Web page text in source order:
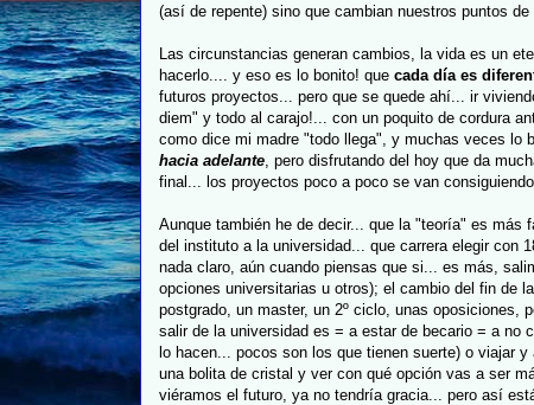
(así de repente) sino que cambian nuestros puntos
Las circunstancias generan cambios, la vida es un
hacerlo.... y eso es lo bonito! que cada día es
futuros proyectos... pero que se quede ahí... ir
diem" y todo al carajo!... con un poquito de cordura
como dice mi madre "todo llega", y muchas veces lo
hacia adelante, pero disfrutando del hoy que da
final... los proyectos poco a poco se van
Aunque también he de decir... que la "teoría" es más
del instituto a la universidad... que carrera elegir con
nada claro, aún cuando piensas que si... es más,
opciones universitarias u otros); el cambio del fin de
postgrado, un master, un 2º ciclo, unas oposiciones,
salir de la universidad es = a estar de becario = a no
lo hacen... pocos son los que tienen suerte) o viajar
una bolita de cristal y ver con qué opción vas a ser
viéramos el futuro, ya no tendría gracia... pero así